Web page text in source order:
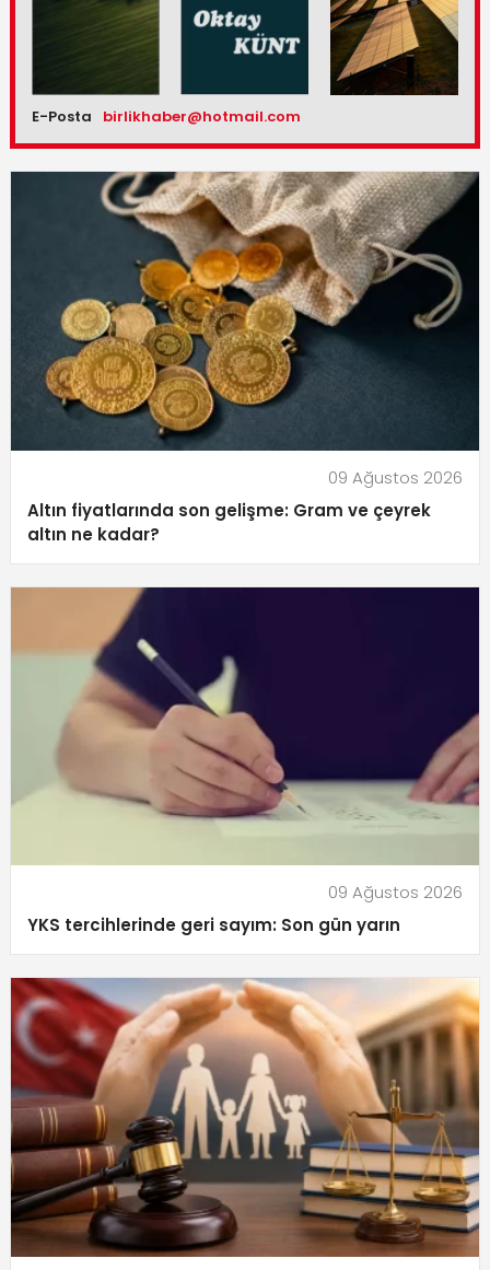
E-Posta birlikhaber@hotmail.com
09 Ağustos 2026
Altın fiyatlarında son gelişme: Gram ve çeyrek
altın ne kadar?
09 Ağustos 2026
YKS tercihlerinde geri sayım: Son gün yarın